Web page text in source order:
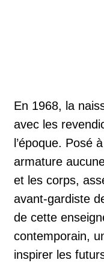
En 1968, la
avec les
l’époque. Posé
armature
et les corps,
avant-gardiste
de cette
contemporain,
inspirer les